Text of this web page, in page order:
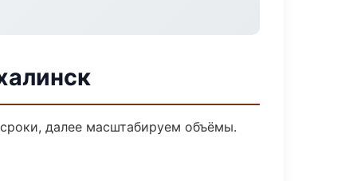
далее масштабируем объёмы.